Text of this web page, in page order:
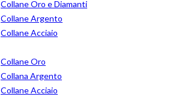
Collane Oro e Diamanti
Collane Argento
Collane Acciaio
Collane Oro
Collana Argento
Collane Acciaio